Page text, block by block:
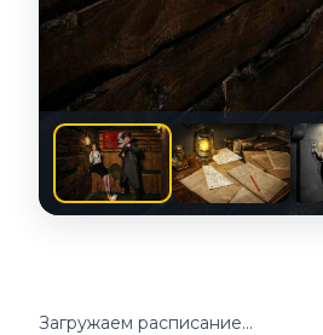
Загружаем расписание...